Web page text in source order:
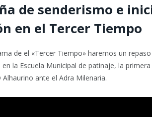
de senderismo e
en el Tercer Tiempo
de el «Tercer Tiempo» haremos un
la Escuela Municipal de patinaje, la
Alhaurino ante el Adra Milenaria.